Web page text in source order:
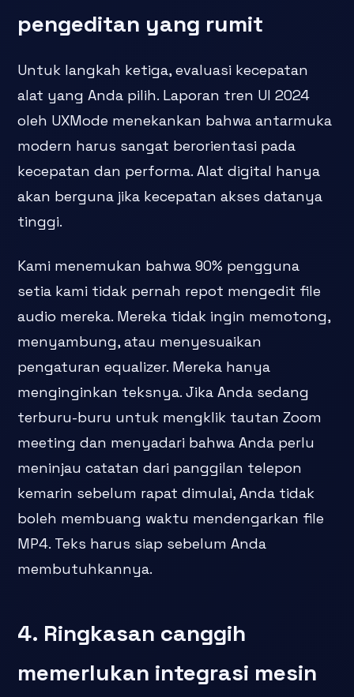
pengeditan yang rumit
Untuk langkah ketiga, evaluasi kecepatan
alat yang Anda pilih. Laporan tren UI 2024
oleh UXMode menekankan bahwa antarmuka
modern harus sangat berorientasi pada
kecepatan dan performa. Alat digital hanya
akan berguna jika kecepatan akses datanya
tinggi.
Kami menemukan bahwa 90% pengguna
setia kami tidak pernah repot mengedit file
audio mereka. Mereka tidak ingin memotong,
menyambung, atau menyesuaikan
pengaturan equalizer. Mereka hanya
menginginkan teksnya. Jika Anda sedang
terburu-buru untuk mengklik tautan Zoom
meeting dan menyadari bahwa Anda perlu
meninjau catatan dari panggilan telepon
kemarin sebelum rapat dimulai, Anda tidak
boleh membuang waktu mendengarkan file
MP4. Teks harus siap sebelum Anda
membutuhkannya.
4. Ringkasan canggih
memerlukan integrasi mesin